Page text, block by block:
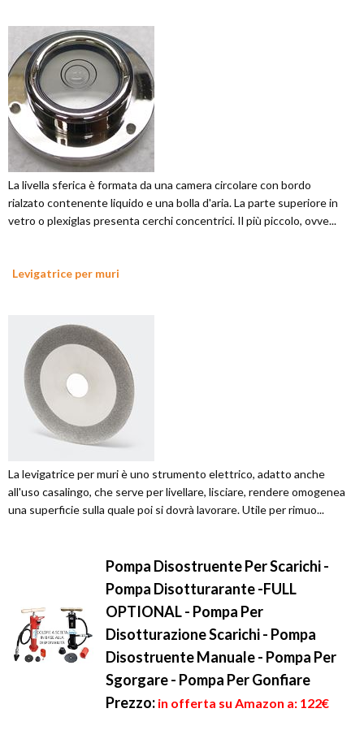
La livella sferica è formata da una camera circolare con bordo
rialzato contenente liquido e una bolla d'aria. La parte superiore in
vetro o plexiglas presenta cerchi concentrici. Il più piccolo, ovve...
Levigatrice per muri
La levigatrice per muri è uno strumento elettrico, adatto anche
all'uso casalingo, che serve per livellare, lisciare, rendere omogenea
una superficie sulla quale poi si dovrà lavorare. Utile per rimuo...
Pompa Disostruente Per Scarichi -
Pompa Disotturarante -FULL
OPTIONAL - Pompa Per
Disotturazione Scarichi - Pompa
Disostruente Manuale - Pompa Per
Sgorgare - Pompa Per Gonfiare
Prezzo: in offerta su Amazon a: 122€